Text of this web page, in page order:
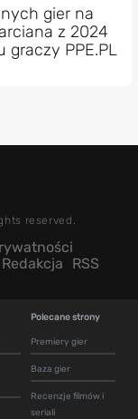
gier na
z 2024
graczy PPE.PL
reserved.
Redakcja RSS
Polecane strony
Premiery gier
Baza gier
Recenzje filmów i
seriali